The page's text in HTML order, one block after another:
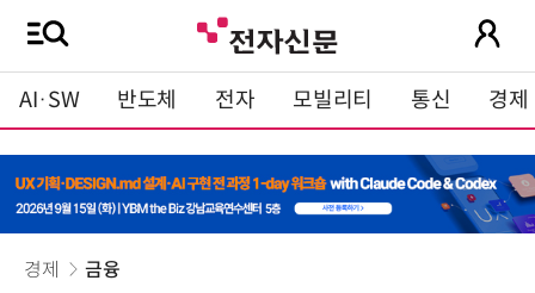
AI·SW 반도체 전자 모빌리티 통신 경제
경제 금융